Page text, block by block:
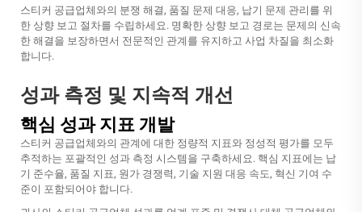
스티커 공급업체와의 분쟁 해결, 품질 문제 대응, 납기 문제 관리를 위
한 상향 보고 절차를 수립하세요. 명확한 상향 보고 경로는 문제의 신속
한 해결을 보장하면서 전문적인 관계를 유지하고 사업 차질을 최소화
합니다.
성과 측정 및 지속적 개선
핵심 성과 지표 개발
스티커 공급업체와의 관계에 대한 정량적 지표와 정성적 평가를 모두
추적하는 포괄적인 성과 측정 시스템을 구축하세요. 핵심 지표에는 납
기 준수율, 품질 지표, 원가 경쟁력, 기술 지원 대응 속도, 혁신 기여 수
준이 포함되어야 합니다.